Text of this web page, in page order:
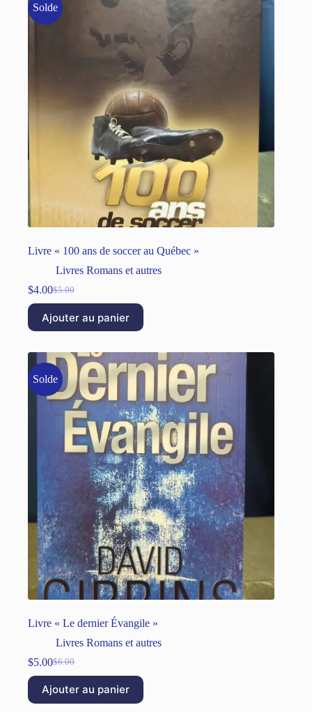
Solde
Livre « 100 ans de soccer au Québec »
Livres Romans et autres
$5.00
$4.00
Ajouter au panier
Solde
Livre « Le dernier Évangile »
Livres Romans et autres
$6.00
$5.00
Ajouter au panier